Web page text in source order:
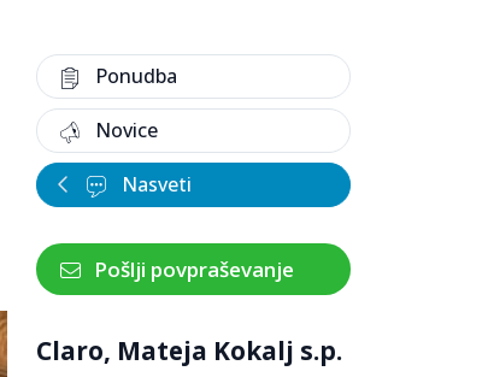
Ponudba
Novice
Nasveti
Pošlji povpraševanje
Claro, Mateja Kokalj s.p.